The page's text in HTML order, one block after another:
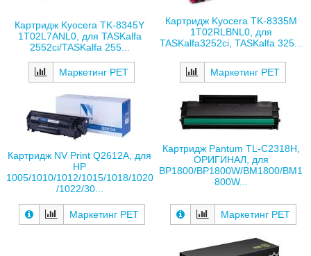
Картридж Kyocera TK-8345Y
1T02L7ANL0, для TASKalfa
2552ci/TASKalfa 255...
Маркетинг РЕТ
Картридж Kyocera TK-8335M
1T02RLBNL0, для
TASKalfa3252ci, TASKalfa 325...
Маркетинг РЕТ
Картридж NV Print Q2612A, для
HP
1005/1010/1012/1015/1018/1020
/1022/30...
Маркетинг РЕТ
Картридж Pantum TL-C2318H,
ОРИГИНАЛ, для
BP1800/BP1800W/BM1800/BM1
800W...
Маркетинг РЕТ